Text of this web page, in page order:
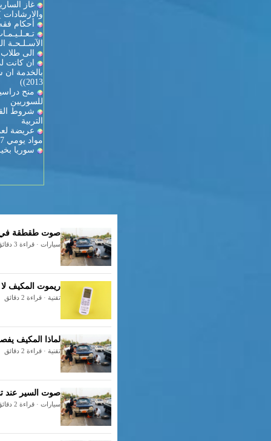
والارشادات
أحكام
الآسـلـحـة
الى
ان كانت
2013))
منح
للسوريين
شروط
التربية
عريضة
مواد يومي 27-28
سوريا
صوت طقطقة في
سيارات · قراءة 3 دقائق
ريموت المكيف لا يعمل: 7 حلول سريعة
تقنية · قراءة 2 دقائق
لماذا المكيف
تقنية · قراءة 2 دقائق
صوت السير عند
سيارات · قراءة 2 دقائق